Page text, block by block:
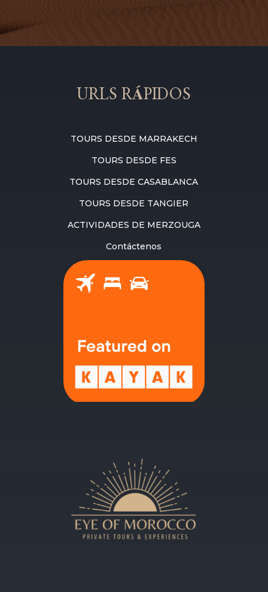
URLS RÁPIDOS
TOURS DESDE MARRAKECH
TOURS DESDE FES
TOURS DESDE CASABLANCA
TOURS DESDE TANGIER
ACTIVIDADES DE MERZOUGA
Contáctenos